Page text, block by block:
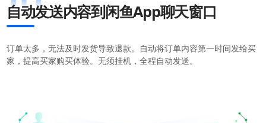
自动发送内容到闲鱼App聊天窗口
订单太多，无法及时发货导致退款。自动将订单内容第一时间发给买
家，提高买家购买体验。无须挂机，全程自动发送。